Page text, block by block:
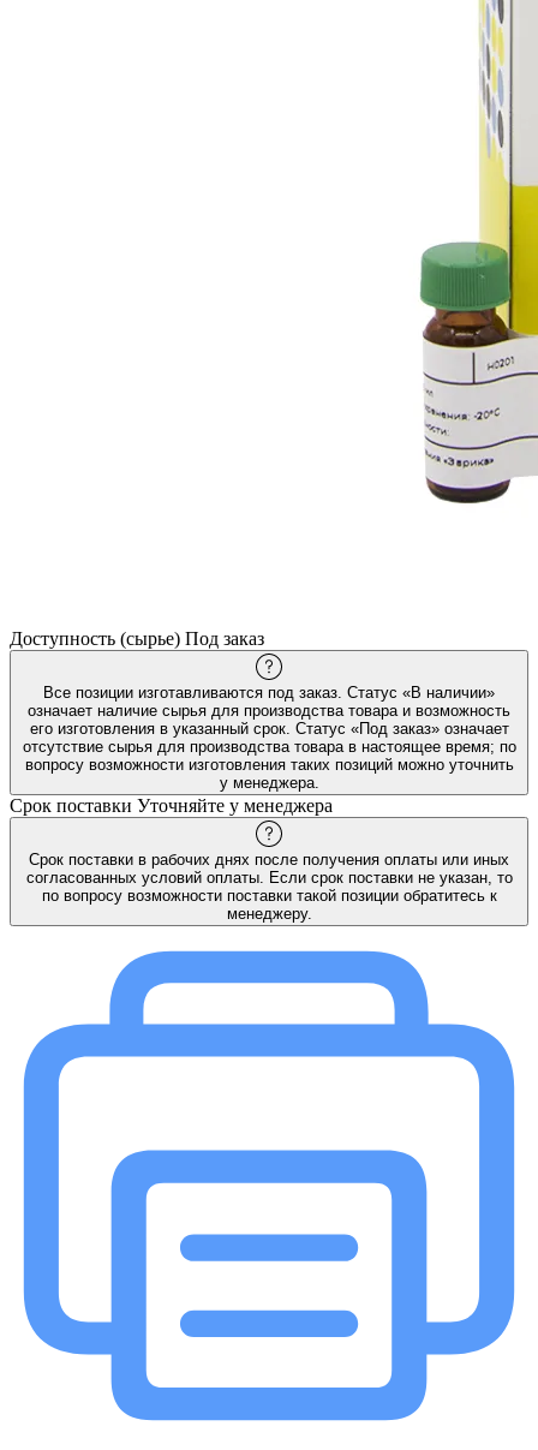
Доступность (сырье) Под заказ
Все позиции изготавливаются под заказ. Статус «В наличии»
означает наличие сырья для производства товара и возможность
его изготовления в указанный срок. Статус «Под заказ» означает
отсутствие сырья для производства товара в настоящее время; по
вопросу возможности изготовления таких позиций можно уточнить
у менеджера.
Срок поставки Уточняйте у менеджера
Срок поставки в рабочих днях после получения оплаты или иных
согласованных условий оплаты. Если срок поставки не указан, то
по вопросу возможности поставки такой позиции обратитесь к
менеджеру.